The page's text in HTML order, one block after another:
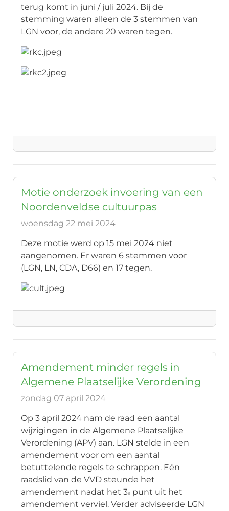
terug komt in juni / juli 2024. Bij de
stemming waren alleen de 3 stemmen van
LGN voor, de andere 20 waren tegen.
Motie onderzoek invoering van een
Noordenveldse cultuurpas
woensdag 22 mei 2024
Deze motie werd op 15 mei 2024 niet
aangenomen. Er waren 6 stemmen voor
(LGN, LN, CDA, D66) en 17 tegen.
Amendement minder regels in
Algemene Plaatselijke Verordening
zondag 07 april 2024
Op 3 april 2024 nam de raad een aantal
wijzigingen in de Algemene Plaatselijke
Verordening (APV) aan. LGN stelde in een
amendement voor om een aantal
betuttelende regels te schrappen. Eén
raadslid van de VVD steunde het
amendement nadat het 3e punt uit het
amendement verviel. Verder adviseerde LGN